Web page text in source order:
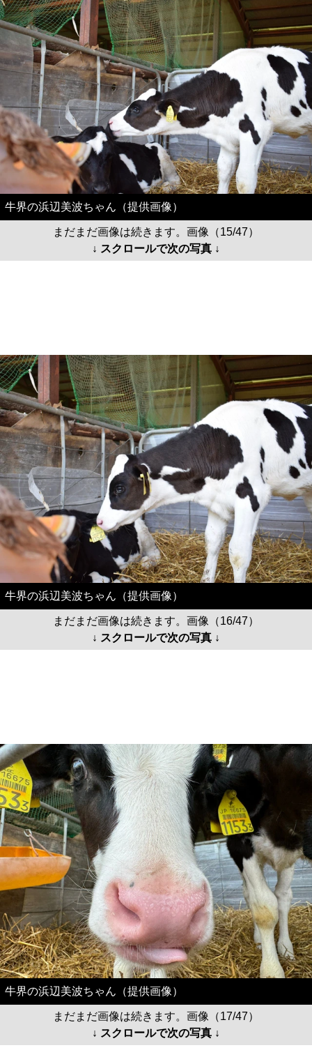
牛界の浜辺美波ちゃん（提供画像）
まだまだ画像は続きます。画像（15/47）
↓ スクロールで次の写真 ↓
牛界の浜辺美波ちゃん（提供画像）
まだまだ画像は続きます。画像（16/47）
↓ スクロールで次の写真 ↓
牛界の浜辺美波ちゃん（提供画像）
まだまだ画像は続きます。画像（17/47）
↓ スクロールで次の写真 ↓